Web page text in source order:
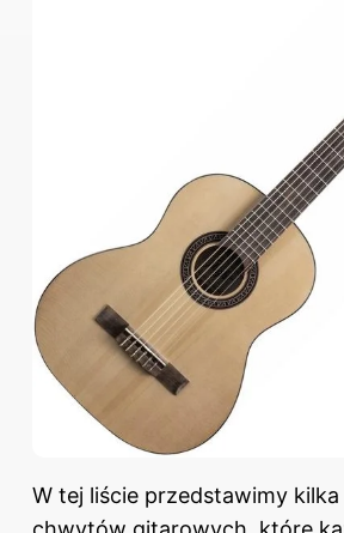
W tej liście przedstawimy